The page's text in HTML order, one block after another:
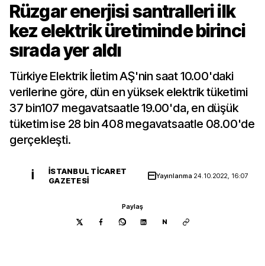
Rüzgar enerjisi santralleri ilk
kez elektrik üretiminde birinci
sırada yer aldı
Türkiye Elektrik İletim AŞ'nin saat 10.00'daki
verilerine göre, dün en yüksek elektrik tüketimi
37 bin107 megavatsaatle 19.00'da, en düşük
tüketim ise 28 bin 408 megavatsaatle 08.00'de
gerçekleşti.
İ
İSTANBUL TICARET
GAZETESI
Yayınlanma 24.10.2022, 16:07
Paylaş
N